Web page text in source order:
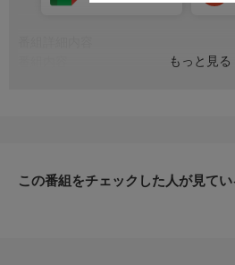
もっと見る
少女は少年に、未来を見たのか―？世
この番組をチェックした人が見てい